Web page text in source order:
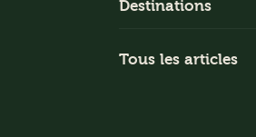
Destinations
Tous les articles